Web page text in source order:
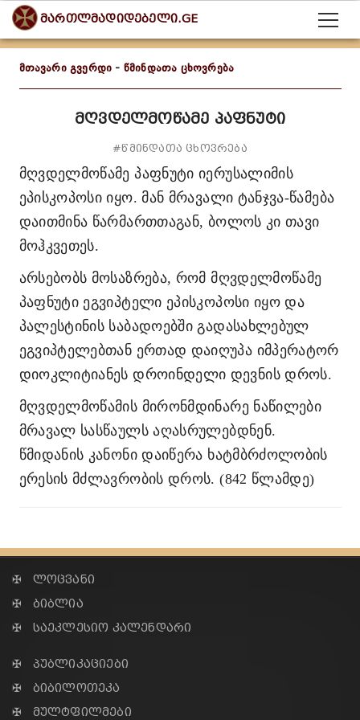
მართლმადიდებელი.GE
მთავარი გვერდი - წმინდათა ცხოვრება
მღვდელმოწამე პაფნუტი
#წმინდათა ცხოვრება
მღვდელმოწამე პაფნუტი იერუსალიმის
ეპისკოპოსი იყო. მან მრავალი ტანჯვა-წამება
დაითმინა წარმართთაგან, ბოლოს კი თავი
მოჰკვეთეს.
არსებობს მოსაზრება, რომ მღვდელმოწამე
პაფნუტი ეგვიპტელი ეპისკოპოსი იყო და
პალესტინის საბადოებში გადასახლებულ
ეგვიპტელებთან ერთად დაიღუპა იმპერატორ
დიოკლიტიანეს დროინდელი დევნის დროს.
მღვდელმოწამის მირონმდინარე ნაწილები
მრავალ სასწაულს აღასრულებდნენ.
წმიდანის კანონი დაიწერა ხატმბრძოლობის
ერესის მძლავრობის დროს. (842 წლამდე)
✠ ლოცვანი
✠ ბიბლია
✠ საეკლესიო კალენდარი
✠ პუბლიკაციები
✠ ბიბილოთეკა
✠ მულტფილმები